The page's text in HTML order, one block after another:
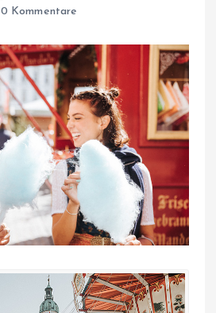
0 Kommentare